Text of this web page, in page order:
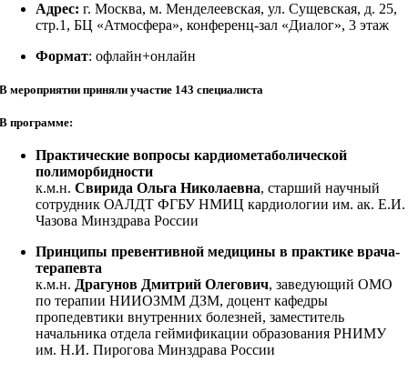
Адрес: г. Москва, м. Менделеевская, ул. Сущевская, д. 25,
стр.1, БЦ «Атмосфера», конференц-зал «Диалог», 3 этаж
Формат: офлайн+онлайн
В мероприятии приняли участие 143 специалиста
В программе:
Практические вопросы кардиометаболической
полиморбидности
к.м.н.Свирида Ольга Николаевна, старший научный
сотрудник ОАЛДТ ФГБУ НМИЦ кардиологии им. ак. Е.И.
Чазова Минздрава России
Принципы превентивной медицины в практике врача-
терапевта
к.м.н. Драгунов Дмитрий Олегович, заведующий ОМО
по терапии НИИОЗММ ДЗМ, доцент кафедры
пропедевтики внутренних болезней, заместитель
начальника отдела геймификации образования РНИМУ
им. Н.И. Пирогова Минздрава России